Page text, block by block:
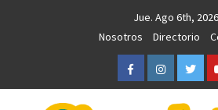
Jue. Ago 6th, 2026
Nosotros
Directorio
FacebookInstagramTwitter